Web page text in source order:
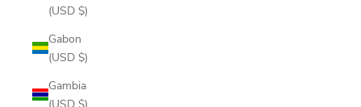
(USD $)
Gabon
(USD $)
Gambia
(USD $)